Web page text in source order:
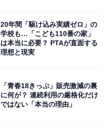
20年間「駆け込み実績ゼロ」の
学校も…「こども110番の家」
は本当に必要？ PTAが直面する
理想と現実
「青春18きっぷ」販売激減の裏
に何が？ 連続利用の厳格化だけ
ではない「本当の理由」